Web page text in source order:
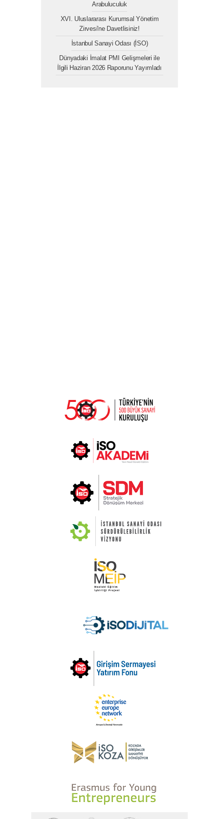
Arabuluculuk
XVI. Uluslararası Kurumsal Yönetim
Zirvesi'ne Davetlisiniz!
İstanbul Sanayi Odası (İSO)
Dünyadaki İmalat PMI Gelişmeleri ile
İlgili Haziran 2026 Raporunu Yayımladı